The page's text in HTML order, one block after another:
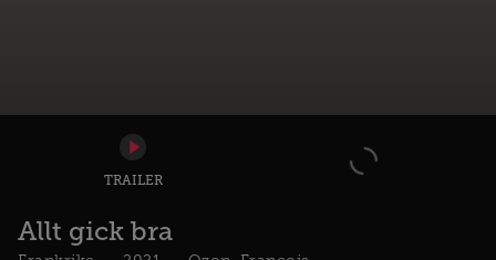
TRAILER
Allt gick bra